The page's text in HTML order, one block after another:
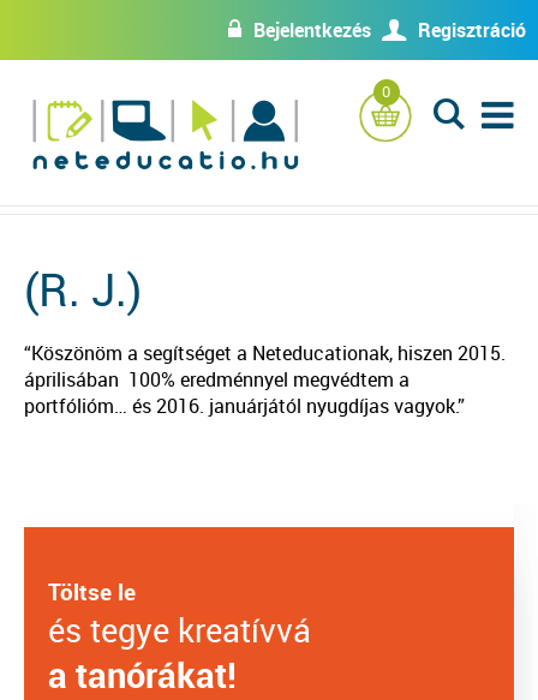
w Bejelentkezés U Regisztráció
0
L
(R. J.)
“Köszönöm a segítséget a Neteducationak, hiszen 2015.
áprilisában 100% eredménnyel megvédtem a
portfólióm… és 2016. januárjától nyugdíjas vagyok.”
Töltse le
és tegye kreatívvá
a tanórákat!